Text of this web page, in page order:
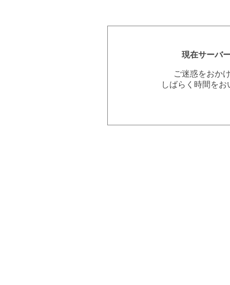
現在サーバ
ご迷惑をおか
しばらく時間を